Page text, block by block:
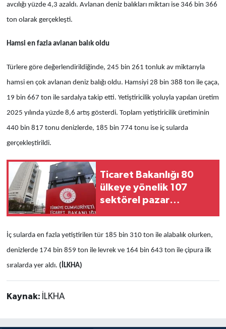
avcılığı yüzde 4,3 azaldı. Avlanan deniz balıkları miktarı ise 346 bin 366
ton olarak gerçekleşti.
Hamsi en fazla avlanan balık oldu
Türlere göre değerlendirildiğinde, 245 bin 261 tonluk av miktarıyla
hamsi en çok avlanan deniz balığı oldu. Hamsiyi 28 bin 388 ton ile çaça,
19 bin 667 ton ile sardalya takip etti. Yetiştiricilik yoluyla yapılan üretim
2025 yılında yüzde 8,6 artış gösterdi. Toplam yetiştiricilik üretiminin
440 bin 817 tonu denizlerde, 185 bin 774 tonu ise iç sularda
gerçekleştirildi.
Ticaret Bakanlığı 80
ülkeye yönelik 107
sektörel pazar
İç sularda en fazla yetiştirilen tür 185 bin 310 ton ile alabalık olurken,
denizlerde 174 bin 859 ton ile levrek ve 164 bin 643 ton ile çipura ilk
sıralarda yer aldı. (İLKHA)
Kaynak: İLKHA